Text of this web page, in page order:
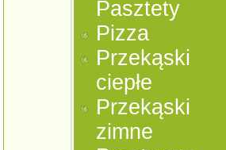
Pasztety
Pizza
Przekąski
ciepłe
Przekąski
zimne